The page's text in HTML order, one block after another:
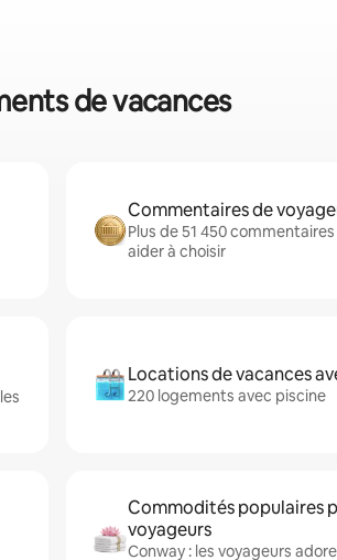
de vacances
Commentaires de
Plus de 51 450
aider à choisir
Locations de vacances
220 logements avec piscine
Commodités populaires
voyageurs
Conway : les voyageurs